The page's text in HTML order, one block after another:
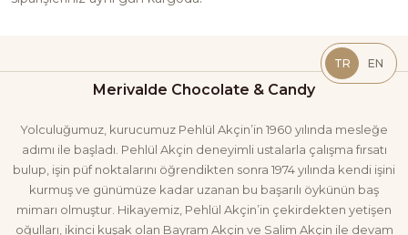
Merivalde Sütlü Fındıklı Tablet Çikolata 80 gr
220,00 TL
TR EN
Merivalde Chocolate & Candy
Yolculuğumuz, kurucumuz Pehlül Akçin’in 1960 yılında mesleğe
adımı ile başladı. Pehlül Akçin deneyimli ustalarla çalışma fırsatı
bulup, işin püf noktalarını öğrendikten sonra 1974 yılında kendi işini
kurmuş ve günümüze kadar uzanan bu başarılı öykünün baş
mimarı olmuştur. Hikayemiz, Pehlül Akçin’in çekirdekten yetişen
oğulları, ikinci kuşak olan Bayram Akçin ve Salim Akçin ile devam